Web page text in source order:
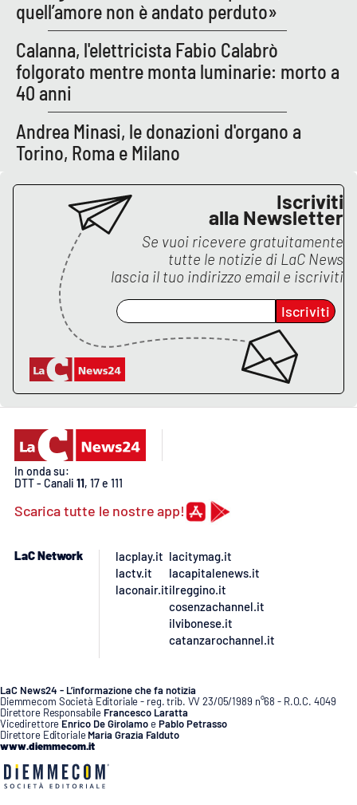
quell’amore non è andato perduto»
Calanna, l'elettricista Fabio Calabrò
folgorato mentre monta luminarie: morto a
40 anni
Andrea Minasi, le donazioni d'organo a
Torino, Roma e Milano
Iscriviti
alla Newsletter
Se vuoi ricevere gratuitamente
tutte le notizie di LaC News
lascia il tuo indirizzo email e iscriviti
Iscriviti
In onda su:
DTT - Canali 11, 17 e 111
Scarica tutte le nostre app!
LaC Network
lacplay.it
lactv.it
laconair.it
lacitymag.it
lacapitalenews.it
ilreggino.it
cosenzachannel.it
ilvibonese.it
catanzarochannel.it
LaC News24 - L’informazione che fa notizia
Diemmecom Società Editoriale - reg. trib. VV 23/05/1989 n°68 - R.O.C. 4049
Direttore Responsabile Francesco Laratta
Vicedirettore Enrico De GirolamoePablo Petrasso
Direttore Editoriale Maria Grazia Falduto
www.diemmecom.it